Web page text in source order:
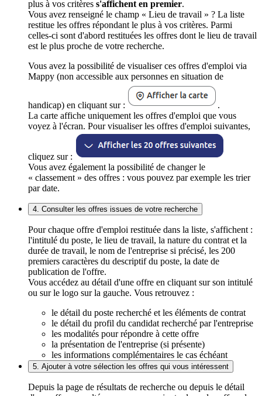
plus à vos critères s'affichent en premier.
Vous avez renseigné le champ « Lieu de travail » ? La liste
restitue les offres répondant le plus à vos critères. Parmi
celles-ci sont d'abord restituées les offres dont le lieu de travail
est le plus proche de votre recherche.
Vous avez la possibilité de visualiser ces offres d'emploi via
Mappy (non accessible aux personnes en situation de
handicap) en cliquant sur :
.
La carte affiche uniquement les offres d'emploi que vous
voyez à l'écran. Pour visualiser les offres d'emploi suivantes,
cliquez sur :
Vous avez également la possibilité de changer le
« classement » des offres : vous pouvez par exemple les trier
par date.
4. Consulter les offres issues de votre recherche
Pour chaque offre d'emploi restituée dans la liste, s'affichent :
l'intitulé du poste, le lieu de travail, la nature du contrat et la
durée de travail, le nom de l'entreprise si précisé, les 200
premiers caractères du descriptif du poste, la date de
publication de l'offre.
Vous accédez au détail d'une offre en cliquant sur son intitulé
ou sur le logo sur la gauche. Vous retrouvez :
le détail du poste recherché et les éléments de contrat
le détail du profil du candidat recherché par l'entreprise
les modalités pour répondre à cette offre
la présentation de l'entreprise (si présente)
les informations complémentaires le cas échéant
5. Ajouter à votre sélection les offres qui vous intéressent
Depuis la page de résultats de recherche ou depuis le détail